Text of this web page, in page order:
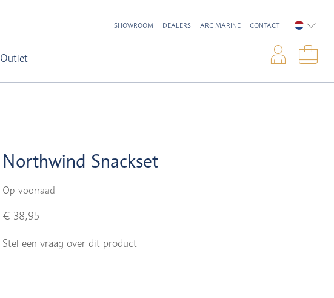
Outlet
SHOWROOM DEALERS ARC MARINE CONTACT
Northwind Snackset
Op voorraad
€ 38,95
Stel een vraag over dit product